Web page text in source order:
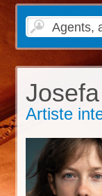
Josefa
Artiste